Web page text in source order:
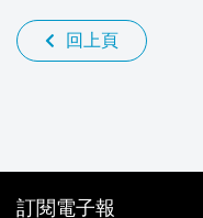
回上頁
訂閱電子報